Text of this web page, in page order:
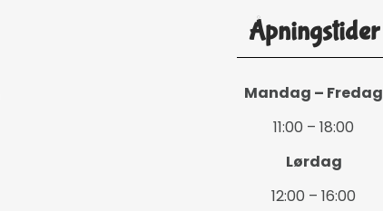
Åpningstider
Mandag – Fredag
11:00 – 18:00
Lørdag
12:00 – 16:00